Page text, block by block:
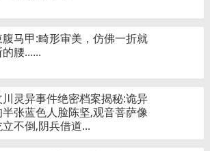
腹马甲:畸形审美，仿佛一折就
腰......
川灵异事件绝密档案揭秘:诡异
半张蓝色人脸陈坚,观音菩萨像
不倒,阴兵借道...